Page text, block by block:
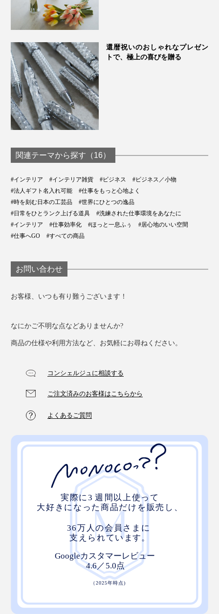
ペンやメガネを入れたり、手が触れたりしても、倒れた
デスクがととのうと、自然と、気持ちもととのって、仕
事への集中力も高まるはずです。
なって、気持ちいい！
『M.SCOOP』。男性はもちろん、女性にもおすすめで
す。
仕事熱心な家族や上司へ、誕生日に、昇進や退職、就職
還暦祝いのおしゃれなプレゼン
トで、極上の喜びを贈る
関連テーマから探す（16）
#インテリア #インテリア雑貨 #ビジネス
#ビジネス／小物
#法人ギフト名入れ可能
#仕事をもっと心地よく
#時を刻む日本の工芸品
#世界にひとつの逸品
#日常をひとランク上げる道具
#洗練された仕事環境をあなたに
#インテリア
#仕事効率化 #ほっと一息ふぅ
#居心地のいい空間
#仕事へGO
#すべての商品
お問い合わせ
お客様、いつも有り難うございます！
なにかご不明な点などありませんか?
商品の仕様や利用方法など、お気軽にお尋ねください。
コンシェルジュに相談する
ご注文済みのお客様はこちらから
よくあるご質問